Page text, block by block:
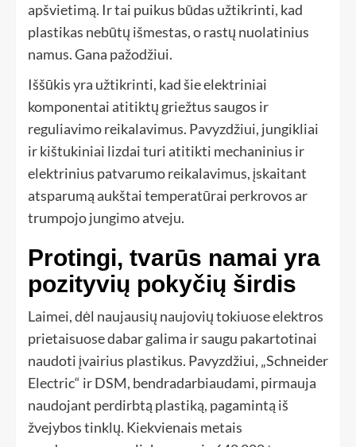
apšvietimą. Ir tai puikus būdas užtikrinti, kad
plastikas nebūtų išmestas, o rastų nuolatinius
namus. Gana pažodžiui.
Iššūkis yra užtikrinti, kad šie elektriniai
komponentai atitiktų griežtus saugos ir
reguliavimo reikalavimus. Pavyzdžiui, jungikliai
ir kištukiniai lizdai turi atitikti mechaninius ir
elektrinius patvarumo reikalavimus, įskaitant
atsparumą aukštai temperatūrai perkrovos ar
trumpojo jungimo atveju.
Protingi, tvarūs namai yra
pozityvių pokyčių širdis
Laimei, dėl naujausių naujovių tokiuose elektros
prietaisuose dabar galima ir saugu pakartotinai
naudoti įvairius plastikus. Pavyzdžiui, „Schneider
Electric“ ir DSM, bendradarbiaudami, pirmauja
naudojant perdirbtą plastiką, pagamintą iš
žvejybos tinklų. Kiekvienais metais